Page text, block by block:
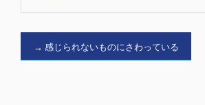
→ 感じられないものにさわっている